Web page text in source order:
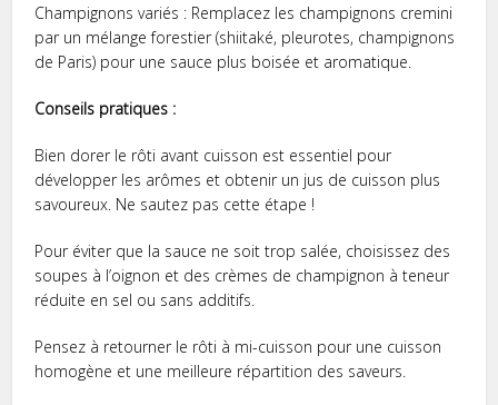
Champignons variés : Remplacez les champignons cremini
par un mélange forestier (shiitaké, pleurotes, champignons
de Paris) pour une sauce plus boisée et aromatique.
Conseils pratiques :
Bien dorer le rôti avant cuisson est essentiel pour
développer les arômes et obtenir un jus de cuisson plus
savoureux. Ne sautez pas cette étape !
Pour éviter que la sauce ne soit trop salée, choisissez des
soupes à l’oignon et des crèmes de champignon à teneur
réduite en sel ou sans additifs.
Pensez à retourner le rôti à mi-cuisson pour une cuisson
homogène et une meilleure répartition des saveurs.